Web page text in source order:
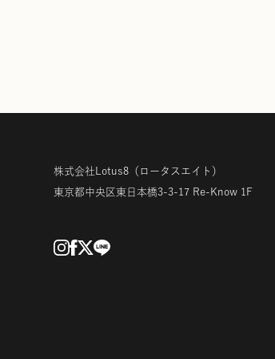
株式会社Lotus8 （ロータスエイト）
東京都中央区東日本橋3-3-17 Re-Know 1F